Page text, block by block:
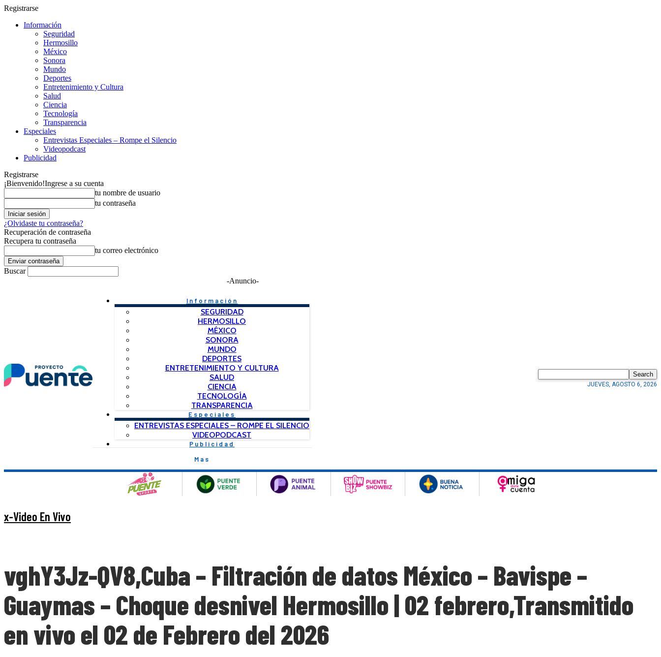
Registrarse
Información
Seguridad
Hermosillo
México
Sonora
Mundo
Deportes
Entretenimiento y Cultura
Salud
Ciencia
Tecnología
Transparencia
Especiales
Entrevistas Especiales – Rompe el Silencio
Videopodcast
Publicidad
Registrarse
¡Bienvenido!Ingrese a su cuenta
tu nombre de usuario
tu contraseña
¿Olvidaste tu contraseña?
Recuperación de contraseña
Recupera tu contraseña
tu correo electrónico
Buscar
-Anuncio-
Información
SEGURIDAD
HERMOSILLO
MÉXICO
SONORA
MUNDO
DEPORTES
ENTRETENIMIENTO Y CULTURA
SALUD
CIENCIA
TECNOLOGÍA
TRANSPARENCIA
Especiales
ENTREVISTAS ESPECIALES – ROMPE EL SILENCIO
VIDEOPODCAST
Publicidad
Mas
Search
JUEVES, AGOSTO 6, 2026
x-Video En Vivo
vghY3Jz-QV8,Cuba – Filtración de datos México – Bavispe –
Guaymas – Choque desnivel Hermosillo | 02 febrero,Transmitido
en vivo el 02 de Febrero del 2026